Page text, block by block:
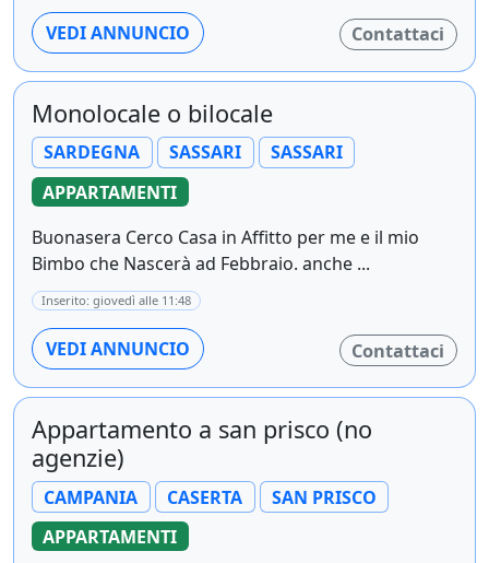
VEDI ANNUNCIO Contattaci
Monolocale o bilocale
SARDEGNA SASSARI
SASSARI
APPARTAMENTI
Buonasera Cerco Casa in Affitto per me e il mio
Bimbo che Nascerà ad Febbraio. anche ...
Inserito: giovedì alle 11:48
VEDI ANNUNCIO Contattaci
Appartamento a san prisco (no
agenzie)
CAMPANIA CASERTA
SAN PRISCO
APPARTAMENTI